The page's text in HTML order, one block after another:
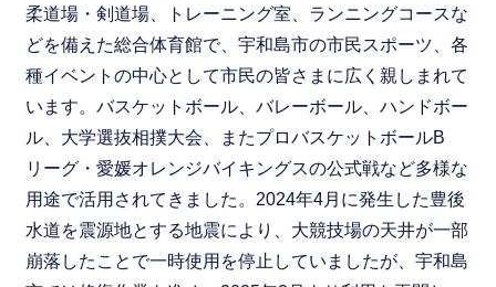
柔道場・剣道場、トレーニング室、ランニングコースな
どを備えた総合体育館で、宇和島市の市民スポーツ、各
種イベントの中心として市民の皆さまに広く親しまれて
います。バスケットボール、バレーボール、ハンドボー
ル、大学選抜相撲大会、またプロバスケットボールB
リーグ・愛媛オレンジバイキングスの公式戦など多様な
用途で活用されてきました。2024年4月に発生した豊後
水道を震源地とする地震により、大競技場の天井が一部
崩落したことで一時使用を停止していましたが、宇和島